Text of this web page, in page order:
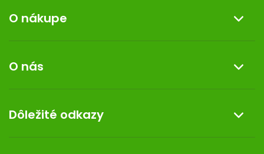
O nákupe
Reklamácia a vrátenie tovaru
Doprava a platba
Darček k nákupu
O nás
Kontakt
Dermocentrum
Dôležité odkazy